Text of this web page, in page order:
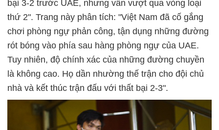
bại 3-2 trước UAE, nhưng vẫn vượt qua vòng loại
thứ 2". Trang này phân tích: "Việt Nam đã cố gắng
chơi phòng ngự phản công, tận dụng những đường
rót bóng vào phía sau hàng phòng ngự của UAE.
Tuy nhiên, độ chính xác của những đường chuyền
là không cao. Họ dần nhường thế trận cho đội chủ
nhà và kết thúc trận đấu với thất bại 2-3".